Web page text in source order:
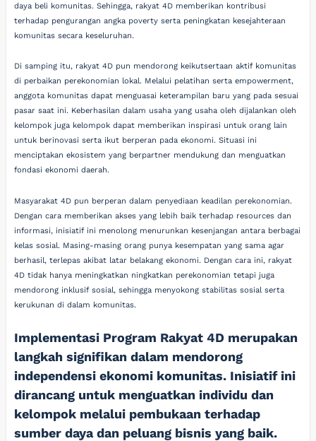
daya beli komunitas. Sehingga, rakyat 4D memberikan kontribusi
terhadap pengurangan angka poverty serta peningkatan kesejahteraan
komunitas secara keseluruhan.
Di samping itu, rakyat 4D pun mendorong keikutsertaan aktif komunitas
di perbaikan perekonomian lokal. Melalui pelatihan serta empowerment,
anggota komunitas dapat menguasai keterampilan baru yang pada sesuai
pasar saat ini. Keberhasilan dalam usaha yang usaha oleh dijalankan oleh
kelompok juga kelompok dapat memberikan inspirasi untuk orang lain
untuk berinovasi serta ikut berperan pada ekonomi. Situasi ini
menciptakan ekosistem yang berpartner mendukung dan menguatkan
fondasi ekonomi daerah.
Masyarakat 4D pun berperan dalam penyediaan keadilan perekonomian.
Dengan cara memberikan akses yang lebih baik terhadap resources dan
informasi, inisiatif ini menolong menurunkan kesenjangan antara berbagai
kelas sosial. Masing-masing orang punya kesempatan yang sama agar
berhasil, terlepas akibat latar belakang ekonomi. Dengan cara ini, rakyat
4D tidak hanya meningkatkan ningkatkan perekonomian tetapi juga
mendorong inklusif sosial, sehingga menyokong stabilitas sosial serta
kerukunan di dalam komunitas.
Implementasi Program Rakyat 4D merupakan
langkah signifikan dalam mendorong
independensi ekonomi komunitas. Inisiatif ini
dirancang untuk menguatkan individu dan
kelompok melalui pembukaan terhadap
sumber daya dan peluang bisnis yang baik.